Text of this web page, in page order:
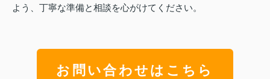
よう、丁寧な準備と相談を心がけてください。
お問い合わせはこちら